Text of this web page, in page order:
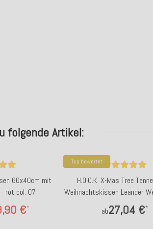
folgende Artikel:
60x40cm mit
rot col. 07
€*
Top bewertet
H.O.C.K. X-Mas Tree
Weihnachtskissen Leander
45x45cm col. 06 schwarz
ab27,04 €*